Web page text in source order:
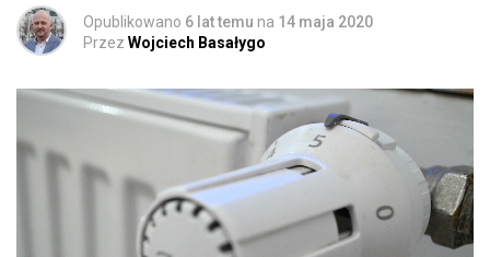
Opublikowano 6 lat temu na 14 maja 2020
Przez Wojciech Basałygo